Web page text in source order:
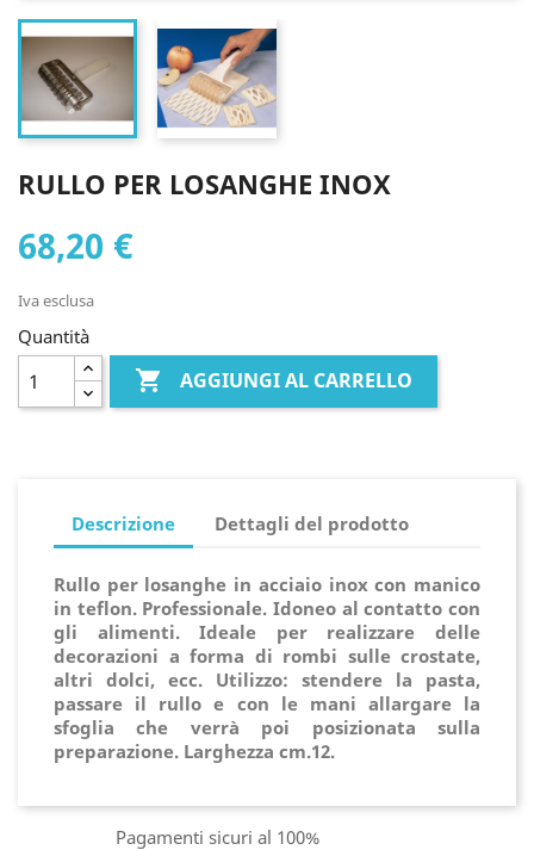
RULLO PER LOSANGHE INOX
68,20 €
Iva esclusa
Quantità
 AGGIUNGI AL CARRELLO
Descrizione Dettagli del prodotto
Rullo per losanghe in acciaio inox con manico
in teflon. Professionale. Idoneo al contatto con
gli alimenti. Ideale per realizzare delle
decorazioni a forma di rombi sulle crostate,
altri dolci, ecc. Utilizzo: stendere la pasta,
passare il rullo e con le mani allargare la
sfoglia che verrà poi posizionata sulla
preparazione. Larghezza cm.12.
Pagamenti sicuri al 100%